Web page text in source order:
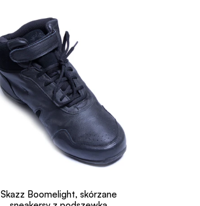
Skazz Boomelight, skórzane